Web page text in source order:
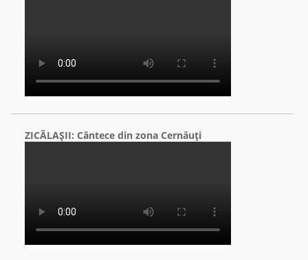
ZICĂLAŞII: Cântece din zona Cernăuţi